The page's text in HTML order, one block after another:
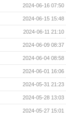
2024-06-16 07:50
2024-06-15 15:48
2024-06-11 21:10
2024-06-09 08:37
2024-06-04 08:58
2024-06-01 16:06
2024-05-31 21:23
2024-05-28 13:03
2024-05-27 15:01